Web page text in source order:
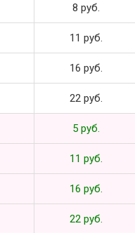
8 руб.
11 руб.
16 руб.
22 руб.
5 руб.
11 руб.
16 руб.
22 руб.